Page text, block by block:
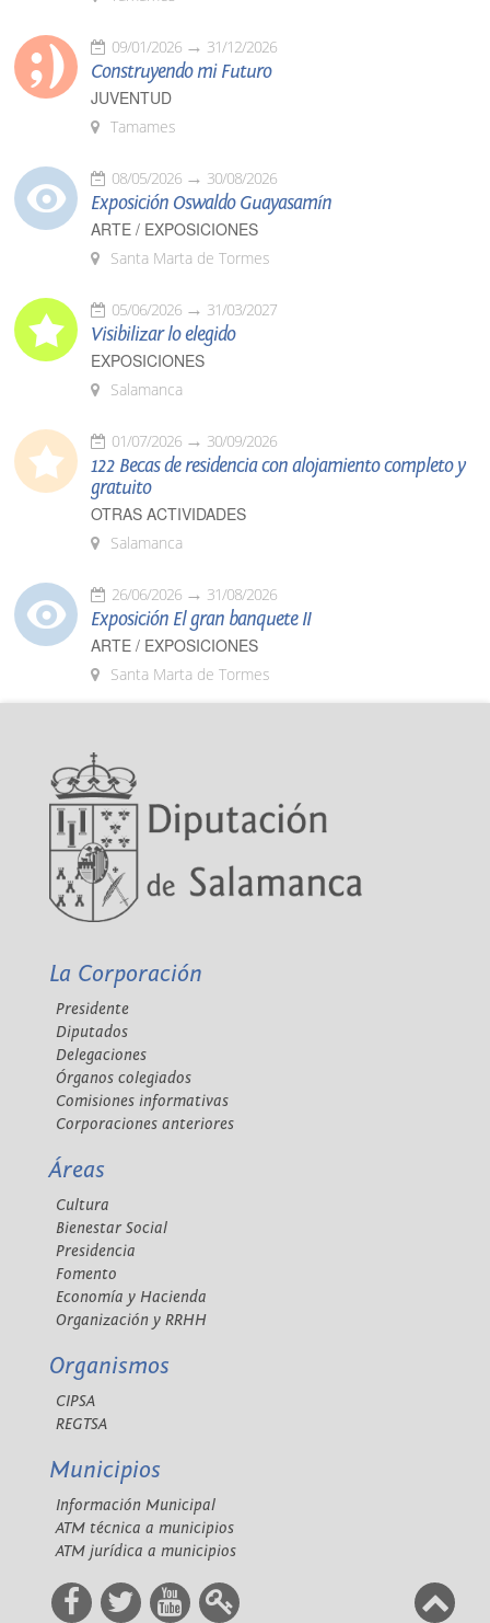
09/01/2026 31/12/2026
Construyendo mi Futuro
JUVENTUD
Tamames
08/05/2026 30/08/2026
Exposición Oswaldo Guayasamín
ARTE / EXPOSICIONES
Santa Marta de Tormes
05/06/2026 31/03/2027
Visibilizar lo elegido
EXPOSICIONES
Salamanca
01/07/2026 30/09/2026
122 Becas de residencia con alojamiento completo y
gratuito
OTRAS ACTIVIDADES
Salamanca
26/06/2026 31/08/2026
Exposición El gran banquete II
ARTE / EXPOSICIONES
Santa Marta de Tormes
La Corporación
Presidente
Diputados
Delegaciones
Órganos colegiados
Comisiones informativas
Corporaciones anteriores
Áreas
Cultura
Bienestar Social
Presidencia
Fomento
Economía y Hacienda
Organización y RRHH
Organismos
CIPSA
REGTSA
Municipios
Información Municipal
ATM técnica a municipios
ATM jurídica a municipios